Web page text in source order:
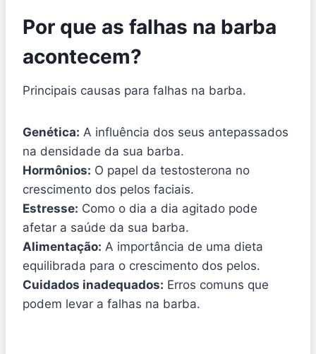
Por que as falhas na barba
acontecem?
Principais causas para falhas na barba.
Genética: A influência dos seus antepassados
na densidade da sua barba.
Hormônios: O papel da testosterona no
crescimento dos pelos faciais.
Estresse: Como o dia a dia agitado pode
afetar a saúde da sua barba.
Alimentação: A importância de uma dieta
equilibrada para o crescimento dos pelos.
Cuidados inadequados: Erros comuns que
podem levar a falhas na barba.